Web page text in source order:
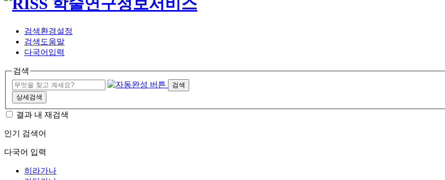
검색환경설정
검색도움말
다국어입력
검색
검색
상세검색
결과 내 재검색
인기 검색어
다국어 입력
히라가나